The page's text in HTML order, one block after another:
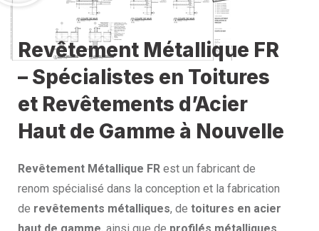
Revêtement Métallique FR
– Spécialistes en Toitures
et Revêtements d’Acier
Haut de Gamme à Nouvelle
Revêtement Métallique FR est un fabricant de
renom spécialisé dans la conception et la fabrication
de revêtements métalliques, de toitures en acier